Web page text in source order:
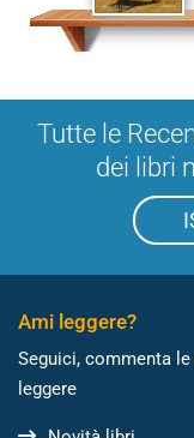
Tutte le
dei libri
Ami leggere?
Seguici, commenta
leggere